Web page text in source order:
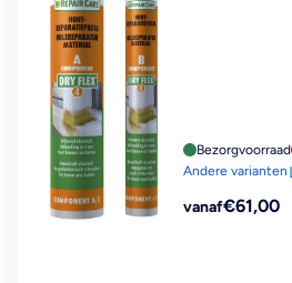
Bezorgvoorraad
Andere varianten
Reguliere
vanaf€61,00